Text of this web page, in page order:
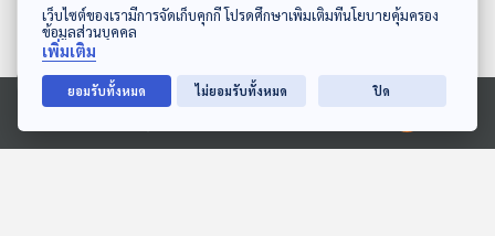
ดาวน์โหลด Thai PBS Podcast Application
Ⓒ 2020 องค์การกระจายเสียงและแพร่ภาพสาธารณะแห่งประเทศไทย
EP. 186: กุ้ยหลิน ตะลึง ทวี
ธารา จตุรนที
ทีละเรื่อง ทีละภาพ
EP. 183: สูงสุดคืนสามัญ
รถไฟในฝัน ชิงไห่ ทิเบต
ทีละเรื่อง ทีละภาพ
เว็บไซต์ของเรามีการจัดเก็บคุกกี้ โปรดศึกษาเพิ่มเติมที่นโยบายคุ้มครอง
ข้อมูลส่วนบุคคล
เพิ่มเติม
ยอมรับทั้งหมด ไม่ยอมรับทั้งหมด ปิด